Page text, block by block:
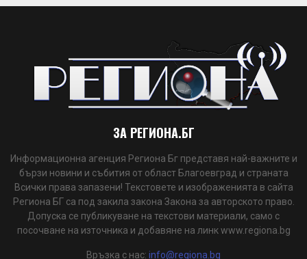
ЗА РЕГИОНА.БГ
Информационна агенция Региона Бг представя най-важните и
бързи новини и събития от област Благоевград и страната
Всички права запазени! Текстовете и изображенията в сайта
Региона БГ са под закила закона Закона за авторското право.
Допуска се публикуване на текстови материали, само с
посочване на източника и добавяне на линк www.regiona.bg
Връзка с нас: info@regiona.bg